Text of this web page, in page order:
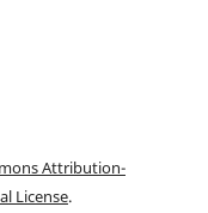
Attribution-
License.